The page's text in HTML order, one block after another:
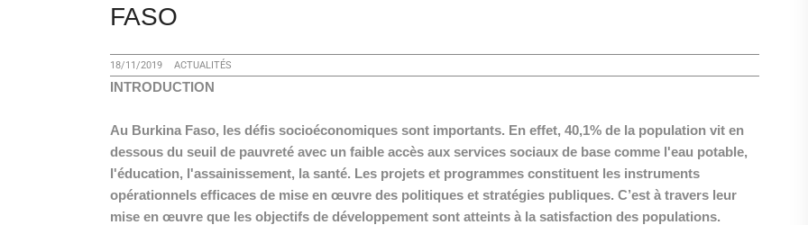
FASO
18/11/2019 ACTUALITÉS
INTRODUCTION
Au Burkina Faso, les défis socioéconomiques sont importants. En effet, 40,1% de la population vit en
dessous du seuil de pauvreté avec un faible accès aux services sociaux de base comme l'eau potable,
l'éducation, l'assainissement, la santé. Les projets et programmes constituent les instruments
opérationnels efficaces de mise en œuvre des politiques et stratégies publiques. C’est à travers leur
mise en œuvre que les objectifs de développement sont atteints à la satisfaction des populations.